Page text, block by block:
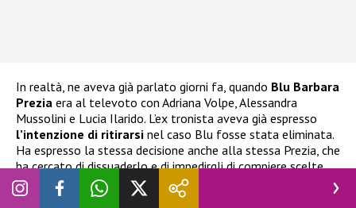
In realtà, ne aveva già parlato giorni fa, quando Blu Barbara
Prezia era al televoto con Adriana Volpe, Alessandra
Mussolini e Lucia Ilarido. L’ex tronista aveva già espresso
l’intenzione di ritirarsi nel caso Blu fosse stata eliminata.
Ha espresso la stessa decisione anche alla stessa Prezia, che
ha cercato di dissuaderlo e di impedirgli di compiere scelte
istintive delle quali potrebbe pentirsi.